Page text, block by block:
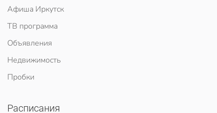
Афиша Иркутск
ТВ программа
Объявления
Недвижимость
Пробки
Расписания